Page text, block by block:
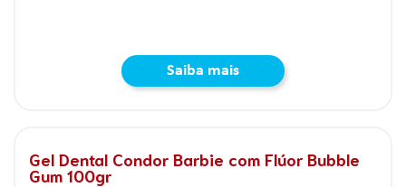
Saiba mais
Gel Dental Condor Barbie com Flúor Bubble
Gum 100gr